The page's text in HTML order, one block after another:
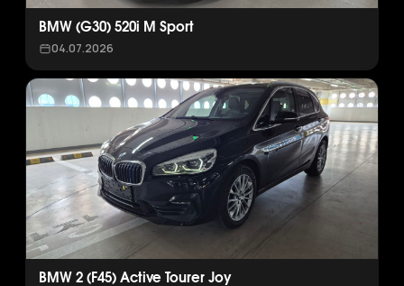
BMW (G30) 520i M Sport
04.07.2026
BMW 2 (F45) Active Tourer Joy